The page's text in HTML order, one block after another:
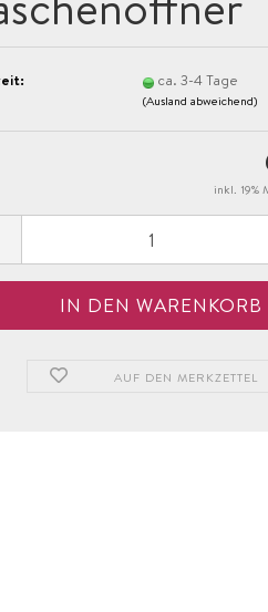
ca. 3-4 Tage
(Ausland abweichend)
inkl. 19%
AUF DEN MERKZETTEL